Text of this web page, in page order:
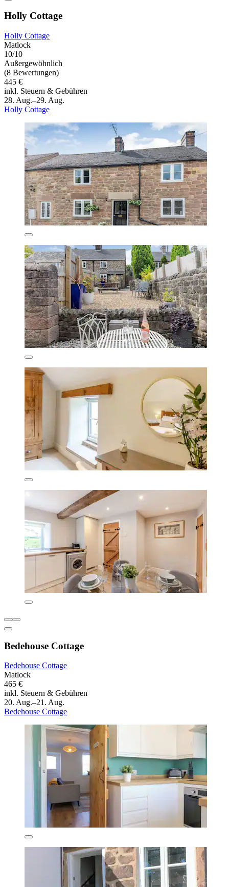
Holly Cottage
Holly Cottage
Matlock
10/10
Außergewöhnlich
(8 Bewertungen)
445 €
inkl. Steuern & Gebühren
28. Aug.–29. Aug.
Holly Cottage
Bedehouse Cottage
Bedehouse Cottage
Matlock
465 €
inkl. Steuern & Gebühren
20. Aug.–21. Aug.
Bedehouse Cottage